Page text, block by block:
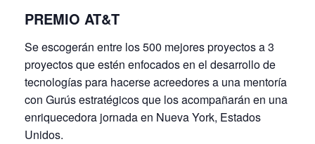
PREMIO AT&T
Se escogerán entre los 500 mejores proyectos a 3
proyectos que estén enfocados en el desarrollo de
tecnologías para hacerse acreedores a una mentoría
con Gurús estratégicos que los acompañarán en una
enriquecedora jornada en Nueva York, Estados
Unidos.